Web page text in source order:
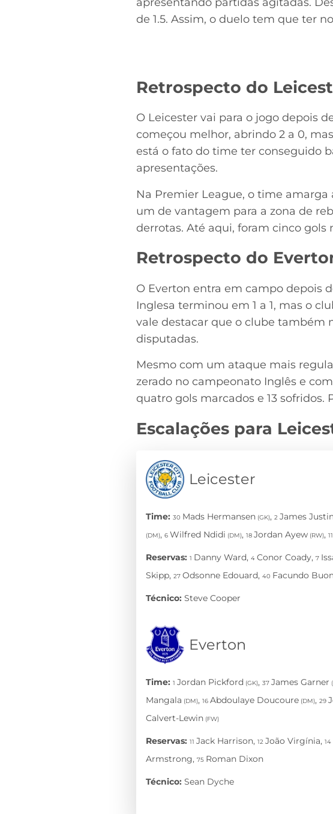
de 1.5. Assim, o duelo tem que ter
Retrospecto do
O Leicester vai para o jogo depois
começou melhor, abrindo 2 a 0,
está o fato do time ter conseguido
apresentações.
Na Premier League, o time amarga
um de vantagem para a zona de
derrotas. Até aqui, foram cinco gols
Retrospecto do
O Everton entra em campo depois
Inglesa terminou em 1 a 1, mas o
vale destacar que o clube também
disputadas.
Mesmo com um ataque mais
zerado no campeonato Inglês e
quatro gols marcados e 13
Escalações para